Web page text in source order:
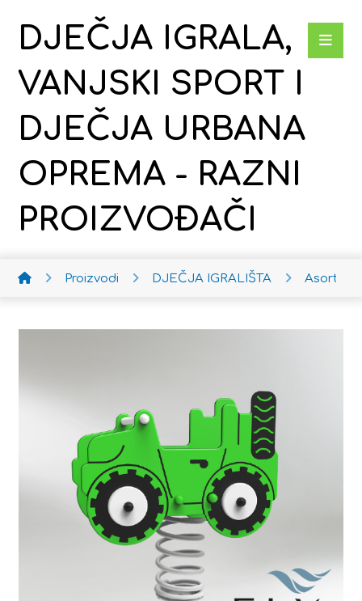
DJEČJA IGRALA,
VANJSKI SPORT I
DJEČJA URBANA
OPREMA - RAZNI
PROIZVOĐAČI
Proizvodi DJEČJA IGRALIŠTA